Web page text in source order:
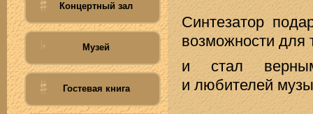
Концертный зал
Музей
Гостевая книга
Синтезатор
возможности для
и стал верным
и любителей